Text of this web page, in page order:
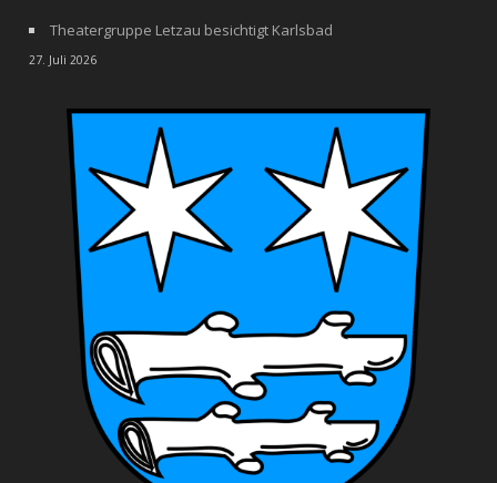
Theatergruppe Letzau besichtigt Karlsbad
27. Juli 2026